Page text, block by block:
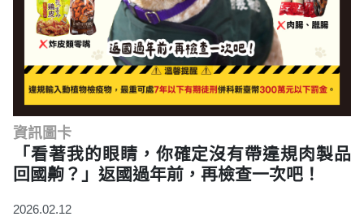
資訊圖卡
「看著我的眼睛，你確定沒有帶違規肉製品
回國齁？」返國過年前，再檢查一次吧！
2026.02.12